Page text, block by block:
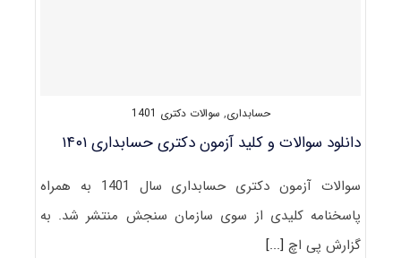
حسابداری, سوالات دکتری 1401
دانلود سوالات و کلید آزمون دکتری حسابداری ۱۴۰۱
سوالات آزمون دکتری حسابداری سال 1401 به همراه
پاسخنامه کلیدی از سوی سازمان سنجش منتشر شد. به
گزارش پی اچ[...]